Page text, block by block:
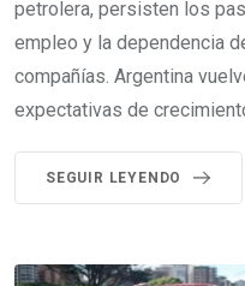
petrolera, persisten los
empleo y la dependencia
compañías. Argentina
expectativas de
SEGUIR LEYENDO